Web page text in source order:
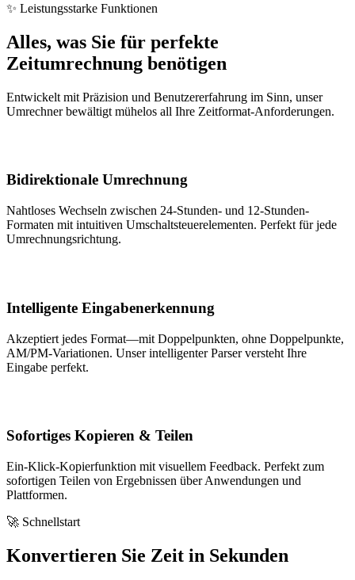
✨ Leistungsstarke Funktionen
Alles, was Sie für perfekte
Zeitumrechnung benötigen
Entwickelt mit Präzision und Benutzererfahrung im Sinn, unser
Umrechner bewältigt mühelos all Ihre Zeitformat-Anforderungen.
Bidirektionale Umrechnung
Nahtloses Wechseln zwischen 24-Stunden- und 12-Stunden-
Formaten mit intuitiven Umschaltsteuerelementen. Perfekt für jede
Umrechnungsrichtung.
Intelligente Eingabenerkennung
Akzeptiert jedes Format—mit Doppelpunkten, ohne Doppelpunkte,
AM/PM-Variationen. Unser intelligenter Parser versteht Ihre
Eingabe perfekt.
Sofortiges Kopieren & Teilen
Ein-Klick-Kopierfunktion mit visuellem Feedback. Perfekt zum
sofortigen Teilen von Ergebnissen über Anwendungen und
Plattformen.
🚀 Schnellstart
Konvertieren Sie Zeit in Sekunden